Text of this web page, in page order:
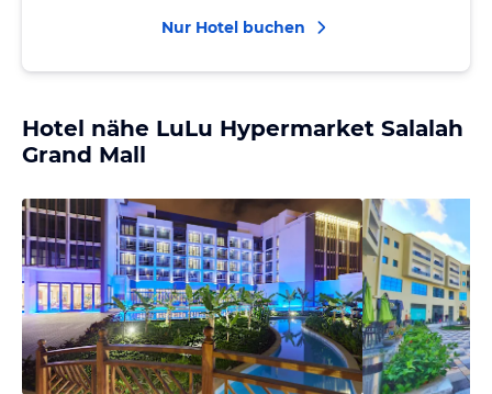
Nur Hotel buchen
Hotel nähe LuLu Hypermarket Salalah
Grand Mall